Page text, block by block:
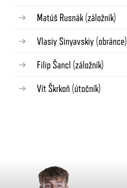
Matúš Rusnák (záložník)
Vlasiy Sinyavskiy (obránce)
Filip Šancl (záložník)
Vít Škrkoň (útočník)